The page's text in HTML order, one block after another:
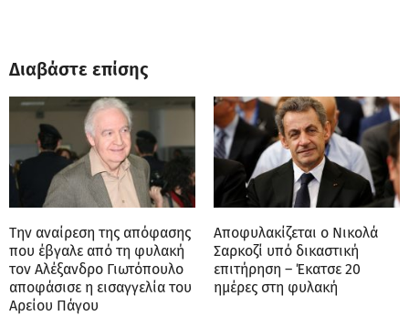
Διαβάστε επίσης
Την αναίρεση της απόφασης
που έβγαλε από τη φυλακή
τον Αλέξανδρο Γιωτόπουλο
αποφάσισε η εισαγγελία του
Αρείου Πάγου
Αποφυλακίζεται ο Νικολά
Σαρκοζί υπό δικαστική
επιτήρηση – Έκατσε 20
ημέρες στη φυλακή